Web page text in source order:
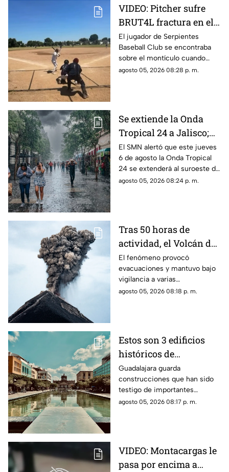
VIDEO: Pitcher sufre
BRUT4L fractura en el
brazo mientras lanzaba
El jugador de Serpientes
Baseball Club se encontraba
sobre el montículo cuando
inició el movimiento para
agosto 05, 2026 08:28 p. m.
Se extiende la Onda
Tropical 24 a Jalisco;
¿cómo modificará el
clima de Guadalajara?
El SMN alertó que este jueves
6 de agosto la Onda Tropical
24 se extenderá al suroeste de
Jalisco; así modificará el clima
agosto 05, 2026 08:24 p. m.
Tras 50 horas de
actividad, el Volcán de
Fuego se calma, pero la
alerta continúa
El fenómeno provocó
evacuaciones y mantuvo bajo
vigilancia a varias
comunidades por el riesgo de
agosto 05, 2026 08:18 p. m.
Estos son 3 edificios
históricos de
Guadalajara que tienes
que conocer al menos
una vez
Guadalajara guarda
construcciones que han sido
testigo de importantes
momentos de la historia de la
agosto 05, 2026 08:17 p. m.
VIDEO: Montacargas le
pasa por encima a